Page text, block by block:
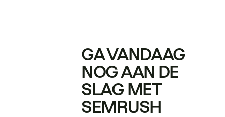
GA VANDAAG
NOG AAN DE
SLAG MET
SEMRUSH